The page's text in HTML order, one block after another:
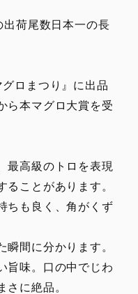
荷尾数日本一の長
ロまつり』に出品
ら本マグロ大賞を受
最高級のトロを表現
ことがあります。
ちも良く、角がくず
瞬間に分かります。
旨味。口の中でじわ
さに絶品。